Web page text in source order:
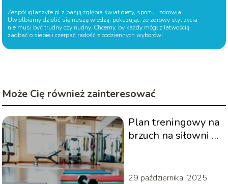
Zespół iglaszyte.pl z pasją zgłębia świat diety, sportu i zdrowia.
Uwielbiamy dzielić się naszą wiedzą, pokazując, że zdrowy styl życia
nie musi być trudny czy nudny. Chcemy, by każdy mógł z łatwością
zadbać o siebie i czerpać radość z codziennych wyborów!
Może Cię również zainteresować
Plan treningowy na
brzuch na siłowni –
29 października, 2025